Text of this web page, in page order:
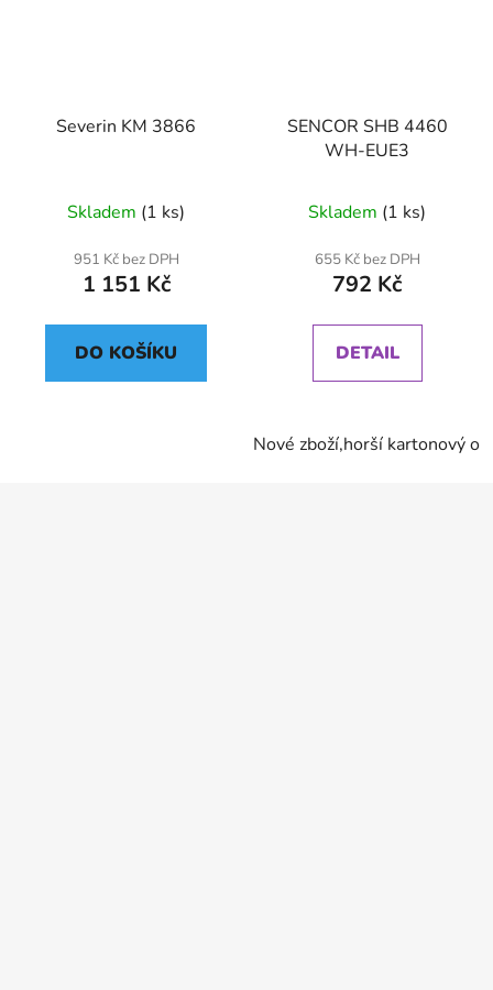
Severin KM 3866
Skladem (1 ks)
951 Kč bez DPH
1 151 Kč
DO KOŠÍKU
SENCOR SHB 4460
WH-EUE3
Skladem (1 ks)
655 Kč bez DPH
792 Kč
DETAIL
Nové zboží,horší kartonový